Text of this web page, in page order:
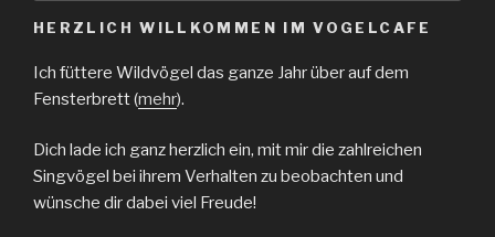
HERZLICH WILLKOMMEN IM VOGELCAFE
Ich füttere Wildvögel das ganze Jahr über auf dem
Fensterbrett (mehr).
Dich lade ich ganz herzlich ein, mit mir die zahlreichen
Singvögel bei ihrem Verhalten zu beobachten und
wünsche dir dabei viel Freude!